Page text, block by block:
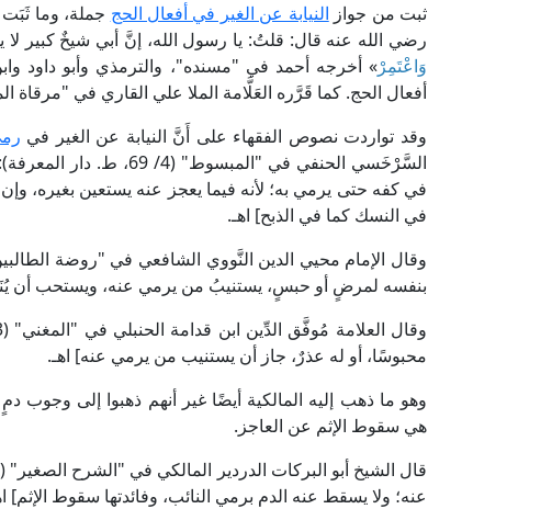
ثبت من جواز النيابة عن الغير في أفعال الحج جملة، وما
رضي الله عنه قال: قلتُ: يا رسول الله، إنَّ أبي شيخٌ كبير لا
وَاعْتَمِرْ» أخرجه أحمد في "مسنده"، والترمذي وأبو داود
أفعال الحج. كما قَرَّره العَلَّامة الملا علي القاري في "مرقاة المفاتيح" (5/ 1751،
وقد تواردت نصوص الفقهاء على أَنَّ النيابة عن الغير في
السَّرْخَسي الحنفي في
في كفه حتى يرمي به؛ لأنه فيما يعجز عنه يستعين بغيره،
في النسك كما في الذبح] اهـ.
بنفسه لمرضٍ أو حبسٍ، يستنيبُ من يرمي عنه، ويستحب أن
محبوسًا، أو له عذرٌ، جاز أن يستنيب من يرمي عنه] اهـ.
وهو ما ذهب إليه المالكية أيضًا غير أنهم ذهبوا إلى وجوب
هي سقوط الإثم عن العاجز.
عنه؛ ولا يسقط عنه الدم برمي النائب، وفائدتها سقوط الإثم]